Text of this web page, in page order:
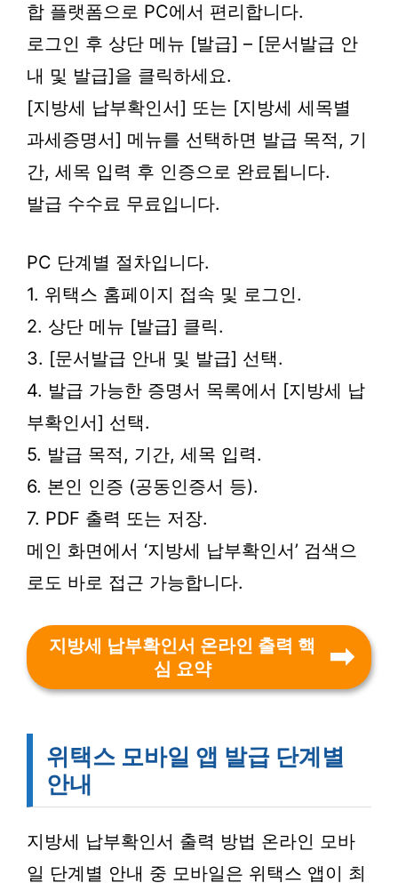
합 플랫폼으로 PC에서 편리합니다.
로그인 후 상단 메뉴 [발급] – [문서발급 안
내 및 발급]을 클릭하세요.
[지방세 납부확인서] 또는 [지방세 세목별
과세증명서] 메뉴를 선택하면 발급 목적, 기
간, 세목 입력 후 인증으로 완료됩니다.
발급 수수료 무료입니다.
PC 단계별 절차입니다.
1. 위택스 홈페이지 접속 및 로그인.
2. 상단 메뉴 [발급] 클릭.
3. [문서발급 안내 및 발급] 선택.
4. 발급 가능한 증명서 목록에서 [지방세 납
부확인서] 선택.
5. 발급 목적, 기간, 세목 입력.
6. 본인 인증 (공동인증서 등).
7. PDF 출력 또는 저장.
메인 화면에서 ‘지방세 납부확인서’ 검색으
로도 바로 접근 가능합니다.
지방세 납부확인서 온라인 출력 핵
심 요약
위택스 모바일 앱 발급 단계별
안내
지방세 납부확인서 출력 방법 온라인 모바
일 단계별 안내 중 모바일은 위택스 앱이 최